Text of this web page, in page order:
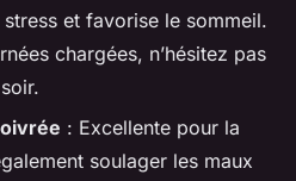
et favorise le sommeil.
chargées, n’hésitez pas
: Excellente pour la
soulager les maux